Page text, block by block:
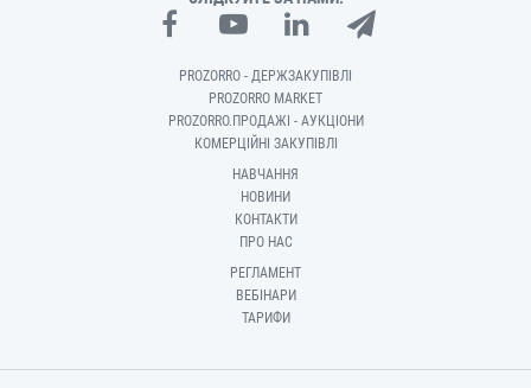
PROZORRO - ДЕРЖЗАКУПІВЛІ
PROZORRO MARKET
PROZORRO.ПРОДАЖІ - АУКЦІОНИ
КОМЕРЦІЙНІ ЗАКУПІВЛІ
НАВЧАННЯ
НОВИНИ
КОНТАКТИ
ПРО НАС
РЕГЛАМЕНТ
ВЕБІНАРИ
ТАРИФИ